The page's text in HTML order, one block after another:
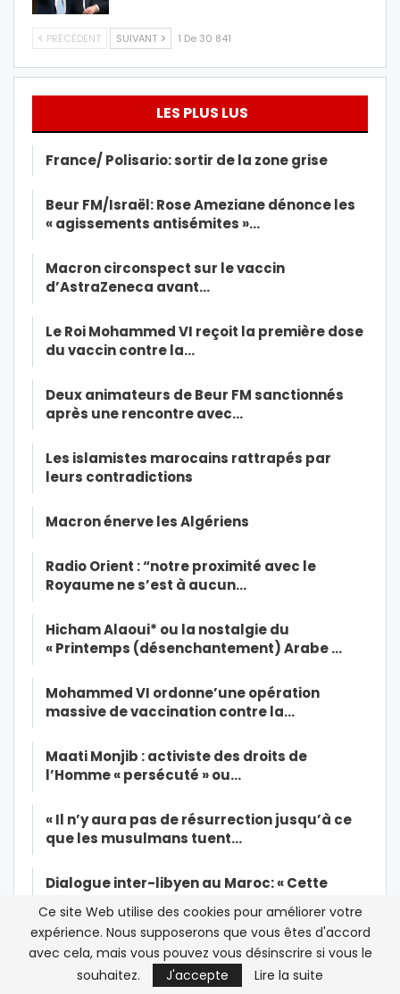
PRÉCÉDENT SUIVANT 1 De 30 841
LES PLUS LUS
France/ Polisario: sortir de la zone grise
Beur FM/Israël: Rose Ameziane dénonce les
« agissements antisémites »…
Macron circonspect sur le vaccin
d’AstraZeneca avant…
Le Roi Mohammed VI reçoit la première dose
du vaccin contre la…
Deux animateurs de Beur FM sanctionnés
après une rencontre avec…
Les islamistes marocains rattrapés par
leurs contradictions
Macron énerve les Algériens
Radio Orient : “notre proximité avec le
Royaume ne s’est à aucun…
Hicham Alaoui* ou la nostalgie du
« Printemps (désenchantement) Arabe …
Mohammed VI ordonne’une opération
massive de vaccination contre la…
Maati Monjib : activiste des droits de
l’Homme « persécuté » ou…
« Il n’y aura pas de résurrection jusqu’à ce
que les musulmans tuent…
Dialogue inter-libyen au Maroc: « Cette
réunion constitue le premier…
Enquête/Al Adl Wal Ihssane-Extrême
gauche: “frapper ensemble mais…
Ce site Web utilise des cookies pour améliorer votre
expérience. Nous supposerons que vous êtes d'accord
avec cela, mais vous pouvez vous désinscrire si vous le
souhaitez.
J'accepte Lire la suite